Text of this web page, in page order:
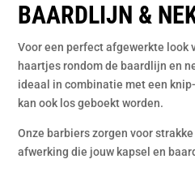
BAARDLIJN &
Voor een perfect afgewerkte look
haartjes rondom de baardlijn en
ideaal in combinatie met een
kan ook los geboekt worden.
Onze barbiers zorgen voor
afwerking die jouw kapsel en